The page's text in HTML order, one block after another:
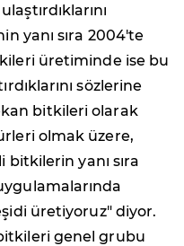
yanı sıra 2004'te
üretiminde ise bu
sözlerine
bitkileri olarak
olmak üzere,
bitkilerin yanı sıra
üretiyoruz" diyor.
genel grubu